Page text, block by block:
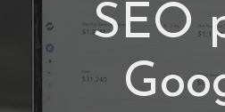
Contact
01 45 31 64
SEO